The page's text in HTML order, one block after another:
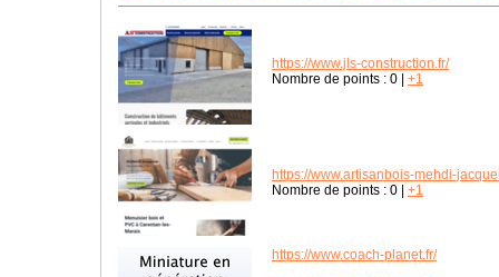
https://www.jls-construction.fr/
Nombre de points : 0 +1
https://www.artisanbois-mehdi-
Nombre de points : 0 +1
https://www.coach-planet.fr/